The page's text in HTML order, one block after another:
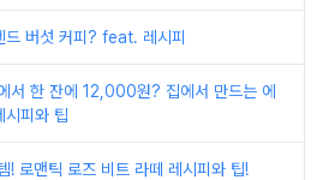
드 버섯 커피? feat. 레시피
서 한 잔에 12,000원? 집에서 만드는 에
시피와 팁
! 로맨틱 로즈 비트 라떼 레시피와 팁!